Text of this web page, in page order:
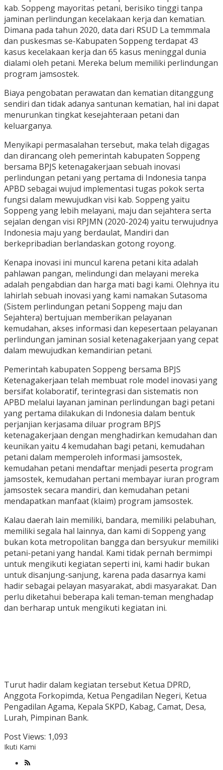
kab. Soppeng mayoritas petani, berisiko tinggi tanpa
jaminan perlindungan kecelakaan kerja dan kematian.
Dimana pada tahun 2020, data dari RSUD La temmmala
dan puskesmas se-Kabupaten Soppeng terdapat 43
kasus kecelakaan kerja dan 65 kasus meninggal dunia
dialami oleh petani. Mereka belum memiliki perlindungan
program jamsostek.
Biaya pengobatan perawatan dan kematian ditanggung
sendiri dan tidak adanya santunan kematian, hal ini dapat
menurunkan tingkat kesejahteraan petani dan
keluarganya.
Menyikapi permasalahan tersebut, maka telah digagas
dan dirancang oleh pemerintah kabupaten Soppeng
bersama BPJS ketenagakerjaan sebuah inovasi
perlindungan petani yang pertama di Indonesia tanpa
APBD sebagai wujud implementasi tugas pokok serta
fungsi dalam mewujudkan visi kab. Soppeng yaitu
Soppeng yang lebih melayani, maju dan sejahtera serta
sejalan dengan visi RPJMN (2020-2024) yaitu terwujudnya
Indonesia maju yang berdaulat, Mandiri dan
berkepribadian berlandaskan gotong royong.
Kenapa inovasi ini muncul karena petani kita adalah
pahlawan pangan, melindungi dan melayani mereka
adalah pengabdian dan harga mati bagi kami. Olehnya itu
lahirlah sebuah inovasi yang kami namakan Sutasoma
(Sistem perlindungan petani Soppeng maju dan
Sejahtera) bertujuan memberikan pelayanan
kemudahan, akses informasi dan kepesertaan pelayanan
perlindungan jaminan sosial ketenagakerjaan yang cepat
dalam mewujudkan kemandirian petani.
Pemerintah kabupaten Soppeng bersama BPJS
Ketenagakerjaan telah membuat role model inovasi yang
bersifat kolaboratif, terintegrasi dan sistematis non
APBD melalui layanan jaminan perlindungan bagi petani
yang pertama dilakukan di Indonesia dalam bentuk
perjanjian kerjasama diluar program BPJS
ketenagakerjaan dengan menghadirkan kemudahan dan
keunikan yaitu 4 kemudahan bagi petani, kemudahan
petani dalam memperoleh informasi jamsostek,
kemudahan petani mendaftar menjadi peserta program
jamsostek, kemudahan pertani membayar iuran program
jamsostek secara mandiri, dan kemudahan petani
mendapatkan manfaat (klaim) program jamsostek.
Kalau daerah lain memiliki, bandara, memiliki pelabuhan,
memiliki segala hal lainnya, dan kami di Soppeng yang
bukan kota metropolitan bangga dan bersyukur memiliki
petani-petani yang handal. Kami tidak pernah bermimpi
untuk mengikuti kegiatan seperti ini, kami hadir bukan
untuk disanjung-sanjung, karena pada dasarnya kami
hadir sebagai pelayan masyarakat, abdi masyarakat. Dan
perlu diketahui beberapa kali teman-teman menghadap
dan berharap untuk mengikuti kegiatan ini.
Turut hadir dalam kegiatan tersebut Ketua DPRD,
Anggota Forkopimda, Ketua Pengadilan Negeri, Ketua
Pengadilan Agama, Kepala SKPD, Kabag, Camat, Desa,
Lurah, Pimpinan Bank.
Post Views: 1,093
Ikuti Kami